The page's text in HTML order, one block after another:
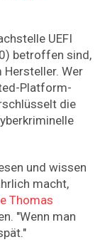
UEFI
betroffen sind,
Hersteller. Wer
Platform-
die
und wissen
macht,
Thomas
"Wenn man